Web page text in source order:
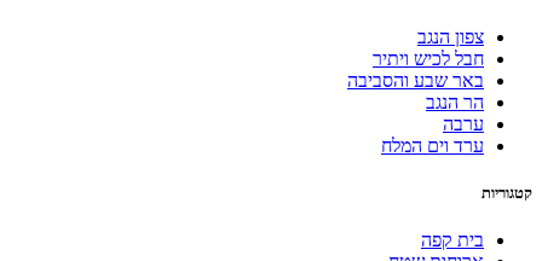
צפון הנגב
חבל לכיש ויתיר
באר שבע והסביבה
הר הנגב
ערבה
ערד וים המלח
קטגוריות
בית קפה